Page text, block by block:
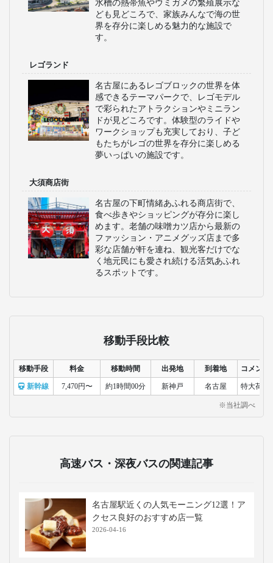
水槽の熱帯魚やウミガメの繁殖展示な
ども見どころで、家族みんなで海の世
界を存分に楽しめる魅力的な施設で
す。
レゴランド
名古屋にあるレゴブロックの世界を体
感できるテーマパークで、レゴモデル
で彩られたアトラクションやミニラン
ドが見どころです。体験型のライドや
ワークショップも充実しており、子ど
もたちがレゴの世界を存分に楽しめる
夢いっぱいの施設です。
大須商店街
名古屋の下町情緒あふれる商店街で、
食べ歩きやショッピングが存分に楽し
めます。老舗の味噌カツ店から最新の
ファッション・アニメグッズ店まで多
彩な店舗が軒を連ね、観光客だけでな
く地元民にも愛され続ける活気あふれ
るスポットです。
移動手段比較
移動手段 料金 移動時間 出発地 到着地 コメント
新幹線 7,470円〜 約1時間00分 新神戸 名古屋 特大荷物
※当社調べ
高速バス・深夜バスの関連記事
名古屋駅近くの人気モーニング12選！ア
クセス良好のおすすめ店一覧
2026-04-16